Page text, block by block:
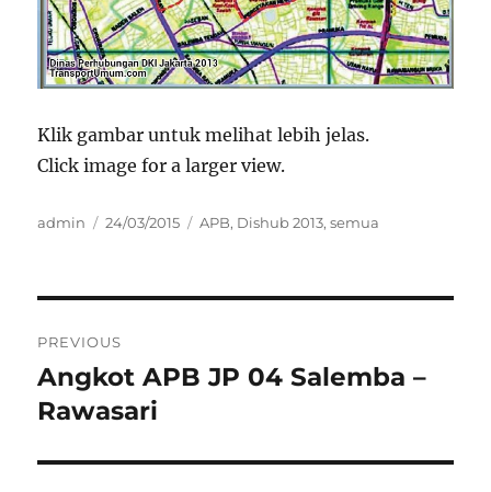
Klik gambar untuk melihat lebih jelas.
Click image for a larger view.
Author
admin
Posted
24/03/2015 Categories
APB, Dishub 2013,semua
navigation
PREVIOUS
Previous
post:
Angkot APB JP 04 Salemba –
Rawasari